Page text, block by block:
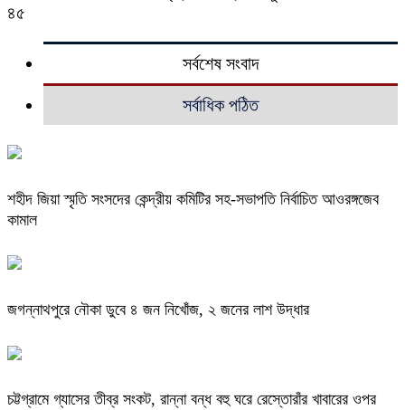
৪৫
সর্বশেষ সংবাদ
সর্বাধিক পঠিত
শহীদ জিয়া স্মৃতি সংসদের কেন্দ্রীয় কমিটির সহ-সভাপতি নির্বাচিত আওরঙ্গজেব
কামাল
জগন্নাথপুরে নৌকা ডুবে ৪ জন নিখোঁজ, ২ জনের লাশ উদ্ধার
চট্টগ্রামে গ্যাসের তীব্র সংকট, রান্না বন্ধ বহু ঘরে রেস্তোরাঁর খাবারের ওপর